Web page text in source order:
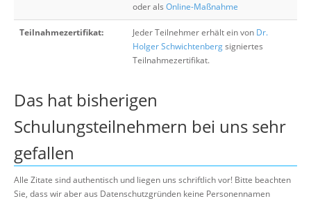
oder als Online-Maßnahme
Teilnahmezertifikat: Jeder Teilnehmer erhält ein von Dr.
Holger Schwichtenbergsigniertes
Teilnahmezertifikat.
Das hat bisherigen
Schulungsteilnehmern bei uns sehr
gefallen
Alle Zitate sind authentisch und liegen uns schriftlich vor! Bitte beachten
Sie, dass wir aber aus Datenschutzgründen keine Personennamen